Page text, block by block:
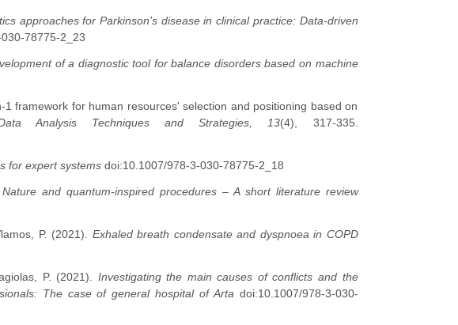
approaches for Parkinson’s disease in clinical practice: Data-driven
78775-2_23
of a diagnostic tool for balance disorders based on machine
framework for human resources' selection and positioning based on
Analysis Techniques and Strategies, 13(4), 317-335.
for expert systems doi:10.1007/978-3-030-78775-2_18
Nature and quantum-inspired procedures – A short literature review
P. (2021). Exhaled breath condensate and dyspnoea in COPD
P. (2021). Investigating the main causes of conflicts and the
The case of general hospital of Arta doi:10.1007/978-3-030-